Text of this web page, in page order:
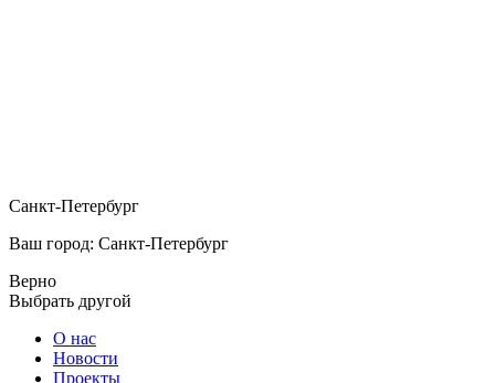
Санкт-Петербург
Ваш город: Санкт-Петербург
Верно
Выбрать другой
О нас
Новости
Проекты